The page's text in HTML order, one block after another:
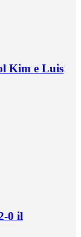
Kim e Luis
0 il